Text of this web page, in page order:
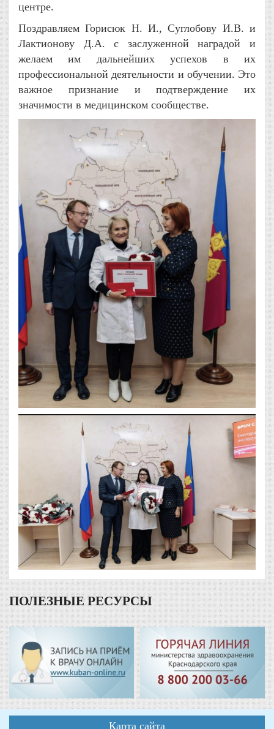
центре.
Поздравляем Горисюк Н. И., Суглобову И.В. и
Лактионову Д.А. с заслуженной наградой и
желаем им дальнейших успехов в их
профессиональной деятельности и обучении. Это
важное признание и подтверждение их
значимости в медицинском сообществе.
ПОЛЕЗНЫЕ РЕСУРСЫ
Карта сайта